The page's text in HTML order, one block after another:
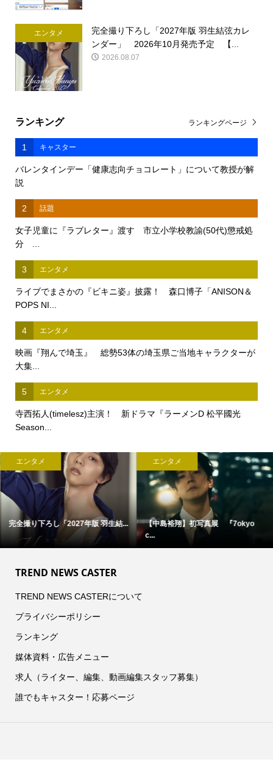
エンタメ
完全撮り下ろし「2027年版 羽生結弦カレ
ンダー」 2026年10月発売予定 【...
2026.08.07
ランキング
1 キャスター
バレンタインデー「健康志向チョコレート」について教授が解
説
2 話題
女子児童に『ラブレター』渡す 市立小学校教諭(50代)懲戒処
分 ...
3 エンタメ
ライブでまさかの『ビキニ姿』披露！ 森口博子「ANISON＆
POPS NI...
4 エンタメ
映画『翔んで埼玉』 総勢53体の埼玉県ご当地キャラクターが
大集...
5 エンタメ
寺西拓人(timelesz)主演！ 新ドラマ『ラーメンD 松平國光
Season...
ランキングページ
エンタメ
完全撮り下ろし「2027年版 羽生結...
エンタメ
【中島裕翔】初写真展 『7okyo
c...
TREND NEWS CASTER
TREND NEWS CASTERについて
プライバシーポリシー
ランキング
媒体資料・広告メニュー
求人（ライター、編集、動画編集スタッフ募集）
誰でもキャスター！応募ページ